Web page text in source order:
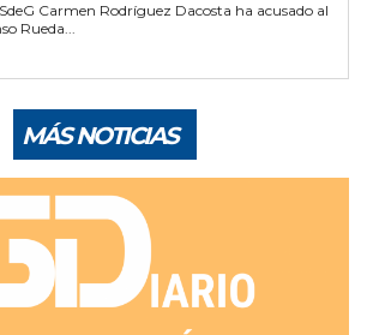
Carmen Rodríguez Dacosta ha acusado al
Rueda...
MÁS NOTICIAS